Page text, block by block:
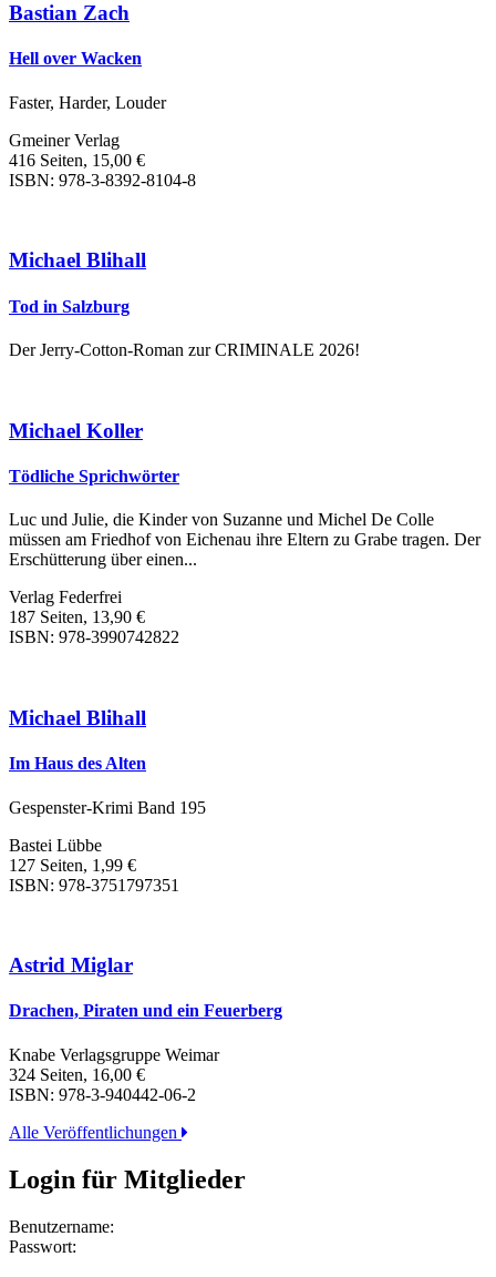
Bastian Zach
Hell over Wacken
Faster, Harder, Louder
Gmeiner Verlag
416 Seiten, 15,00 €
ISBN: 978-3-8392-8104-8
Michael Blihall
Tod in Salzburg
Der Jerry-Cotton-Roman zur CRIMINALE 2026!
Michael Koller
Tödliche Sprichwörter
Luc und Julie, die Kinder von Suzanne und Michel De Colle
müssen am Friedhof von Eichenau ihre Eltern zu Grabe tragen. Der
Erschütterung über einen...
Verlag Federfrei
187 Seiten, 13,90 €
ISBN: 978-3990742822
Michael Blihall
Im Haus des Alten
Gespenster-Krimi Band 195
Bastei Lübbe
127 Seiten, 1,99 €
ISBN: 978-3751797351
Astrid Miglar
Drachen, Piraten und ein Feuerberg
Knabe Verlagsgruppe Weimar
324 Seiten, 16,00 €
ISBN: 978-3-940442-06-2
Alle Veröffentlichungen
Login für Mitglieder
Benutzername:
Passwort: